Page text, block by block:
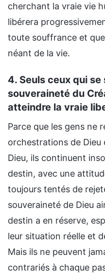
cherchant la vraie vie
libérera
toute souffrance et
néant de la vie.
4. Seuls ceux qui
souveraineté du
atteindre la vraie
Parce que les gens ne
orchestrations de Dieu
Dieu, ils continuent
destin, avec une
toujours tentés de
souveraineté de Dieu
destin a en réserve,
leur situation réelle et
Mais ils ne peuvent
contrariés à chaque